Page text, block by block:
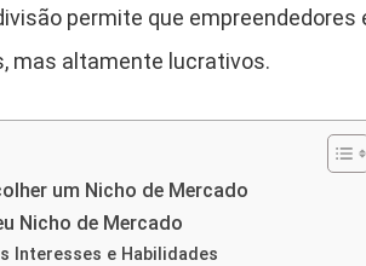
permite que
mas altamente lucrativos.
um Nicho de Mercado
Nicho de Mercado
Interesses e Habilidades